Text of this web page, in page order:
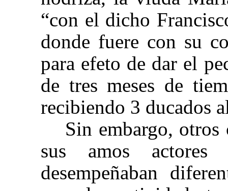
“con el dicho
donde fuere con su
para efeto de dar el
de tres meses de
recibiendo 3 ducados
Sin embargo, otros
sus amos
desempeñaban